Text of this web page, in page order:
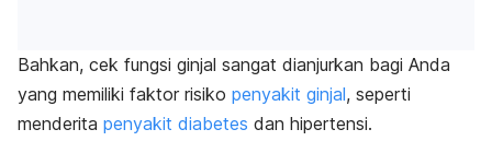
Bahkan, cek fungsi ginjal sangat dianjurkan bagi Anda
yang memiliki faktor risiko penyakit ginjal, seperti
menderita penyakit diabetes dan hipertensi.